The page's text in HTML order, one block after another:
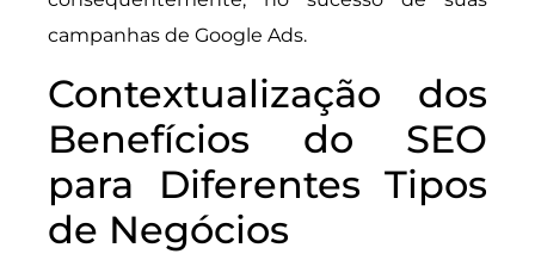
campanhas de Google Ads.
Contextualização dos
Benefícios do SEO
para Diferentes Tipos
de Negócios